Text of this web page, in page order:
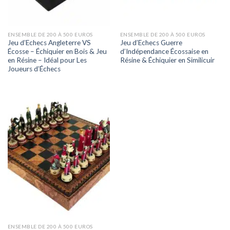
ENSEMBLE DE 200 À 500 EUROS
Jeu d’Echecs Angleterre VS
Écosse – Échiquier en Bois & Jeu
en Résine – Idéal pour Les
Joueurs d’Échecs
ENSEMBLE DE 200 À 500 EUROS
Jeu d’Echecs Guerre
d’Indépendance Écossaise en
Résine & Échiquier en Similicuir
ENSEMBLE DE 200 À 500 EUROS